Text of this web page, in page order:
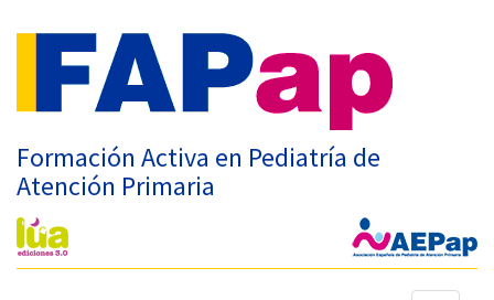
Formación Activa en Pediatría de
Atención Primaria